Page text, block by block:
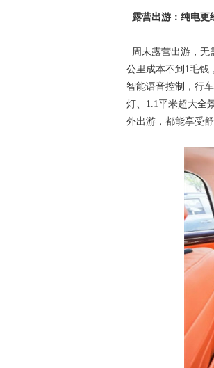
露营出游：纯电更
周末露营出游，无
公里成本不到1毛钱
智能语音控制，行
灯、1.1平米超大全
外出游，都能享受